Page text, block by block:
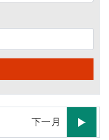
下一月